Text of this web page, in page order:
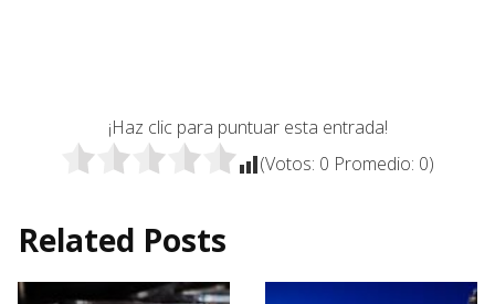
¡Haz clic para puntuar esta entrada!
(Votos: 0 Promedio: 0)
Related Posts